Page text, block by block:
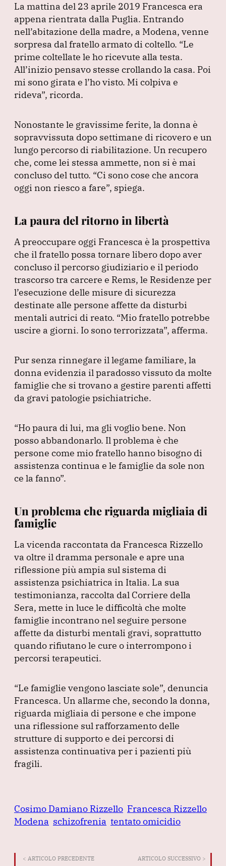
La mattina del 23 aprile 2019 Francesca era
appena rientrata dalla Puglia. Entrando
nell’abitazione della madre, a Modena, venne
sorpresa dal fratello armato di coltello. “Le
prime coltellate le ho ricevute alla testa.
All’inizio pensavo stesse crollando la casa. Poi
mi sono girata e l’ho visto. Mi colpiva e
rideva”, ricorda.
Nonostante le gravissime ferite, la donna è
sopravvissuta dopo settimane di ricovero e un
lungo percorso di riabilitazione. Un recupero
che, come lei stessa ammette, non si è mai
concluso del tutto. “Ci sono cose che ancora
oggi non riesco a fare”, spiega.
La paura del ritorno in libertà
A preoccupare oggi Francesca è la prospettiva
che il fratello possa tornare libero dopo aver
concluso il percorso giudiziario e il periodo
trascorso tra carcere e Rems, le Residenze per
l’esecuzione delle misure di sicurezza
destinate alle persone affette da disturbi
mentali autrici di reato. “Mio fratello potrebbe
uscire a giorni. Io sono terrorizzata”, afferma.
Pur senza rinnegare il legame familiare, la
donna evidenzia il paradosso vissuto da molte
famiglie che si trovano a gestire parenti affetti
da gravi patologie psichiatriche.
“Ho paura di lui, ma gli voglio bene. Non
posso abbandonarlo. Il problema è che
persone come mio fratello hanno bisogno di
assistenza continua e le famiglie da sole non
ce la fanno”.
Un problema che riguarda migliaia di
famiglie
La vicenda raccontata da Francesca Rizzello
va oltre il dramma personale e apre una
riflessione più ampia sul sistema di
assistenza psichiatrica in Italia. La sua
testimonianza, raccolta dal Corriere della
Sera, mette in luce le difficoltà che molte
famiglie incontrano nel seguire persone
affette da disturbi mentali gravi, soprattutto
quando rifiutano le cure o interrompono i
percorsi terapeutici.
“Le famiglie vengono lasciate sole”, denuncia
Francesca. Un allarme che, secondo la donna,
riguarda migliaia di persone e che impone
una riflessione sul rafforzamento delle
strutture di supporto e dei percorsi di
assistenza continuativa per i pazienti più
fragili.
Cosimo Damiano Rizzello Francesca Rizzello
Modena schizofrenia tentato omicidio
< ARTICOLO PRECEDENTE ARTICOLO SUCCESSIVO >